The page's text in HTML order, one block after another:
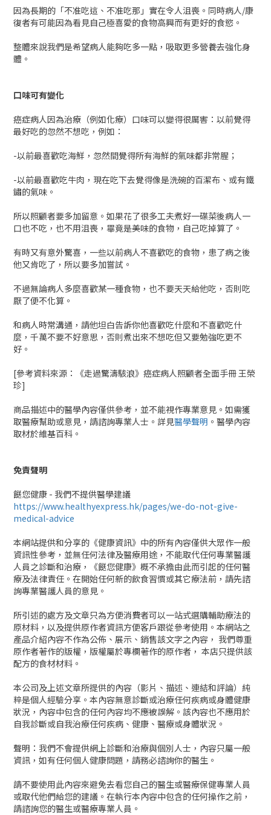
因為長期的「不准吃這、不准吃那」實在令人沮喪。同時病人/康
復者有可能因為看見自己極喜愛的食物高興而有更好的食慾。
整體來說我們是希望病人能夠吃多一點，吸取更多營養去強化身
體。
口味可有變化
癌症病人因為治療（例如化療）口味可以變得很厲害：以前覺得
最好吃的忽然不想吃，例如：
-以前最喜歡吃海鮮，忽然間覺得所有海鮮的氣味都非常腥；
-以前最喜歡吃牛肉，現在吃下去覺得像是洗碗的百潔布、或有鐵
鏽的氣味。
所以照顧者要多加留意。如果花了很多工夫煮好一碟菜後病人一
口也不吃，也不用沮喪，畢竟是美味的食物，自己吃掉算了。
有時又有意外驚喜，一些以前病人不喜歡吃的食物，患了病之後
他又肯吃了，所以要多加嘗試。
不過無論病人多麼喜歡某一種食物，也不要天天給他吃，否則吃
厭了便不化算。
和病人時常溝通，請他坦白告訴你他喜歡吃什麼和不喜歡吃什
麼，千萬不要不好意思，否則煮出來不想吃但又要勉強吃更不
好。
[參考資料來源：《走過驚濤駭浪》癌症病人照顧者全面手冊 王榮
珍]
商品描述中的醫學內容僅供參考，並不能視作專業意見。如需獲
取醫療幫助或意見，請諮詢專業人士。詳見醫學聲明 。醫學內容
取材於維基百科。
免責聲明
餸您健康 - 我們不提供醫學建議
https://www.healthyexpress.hk/pages/we-do-not-give-
medical-advice
本網站提供和分享的《健康資訊》中的所有內容僅供大眾作一般
資訊性參考，並無任何法律及醫療用途，不能取代任何專業醫護
人員之診斷和治療，《餸您健康》概不承擔由此而引起的任何醫
療及法律責任。在開始任何新的飲食習慣或其它療法前，請先諮
詢專業醫護人員的意見。
所引述的處方及文章只為方便消費者可以一站式選購輔助療法的
原材料，以及提供原作者資訊方便客戶跟從參考使用。本網站之
產品介紹內容不作為公佈、展示、銷售該文字之內容， 我們尊重
原作者著作的版權，版權屬於專欄著作的原作者， 本店只提供該
配方的食材材料。
本公司及上述文章所提供的內容（影片、描述、連結和評論）純
粹是個人經驗分享。本內容無意診斷或治療任何疾病或身體健康
狀況，內容中包含的任何內容均不應被誤解。該內容也不應用於
自我診斷或自我治療任何疾病、健康、醫療或身體狀況。
聲明：我們不會提供網上診斷和治療與個別人士，內容只屬一般
資訊，如有任何個人健康問題，請務必諮詢你的醫生。
請不要使用此內容來避免去看您自己的醫生或醫療保健專業人員
或取代他們給您的建議。在執行本內容中包含的任何操作之前，
請諮詢您的醫生或醫療專業人員。